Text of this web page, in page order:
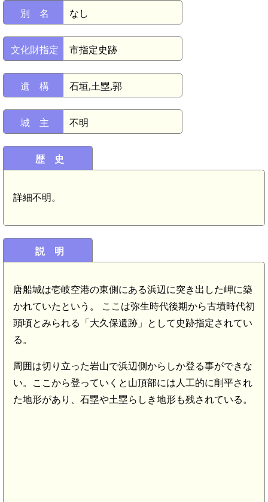
別 名 なし
文化財指定 市指定史跡
遺 構 石垣,土塁,郭
城 主 不明
歴 史
詳細不明。
説 明
唐船城は壱岐空港の東側にある浜辺に突き出した岬に築
かれていたという。 ここは弥生時代後期から古墳時代初
頭頃とみられる「大久保遺跡」として史跡指定されてい
る。
周囲は切り立った岩山で浜辺側からしか登る事ができな
い。ここから登っていくと山頂部には人工的に削平され
た地形があり、石塁や土塁らしき地形も残されている。